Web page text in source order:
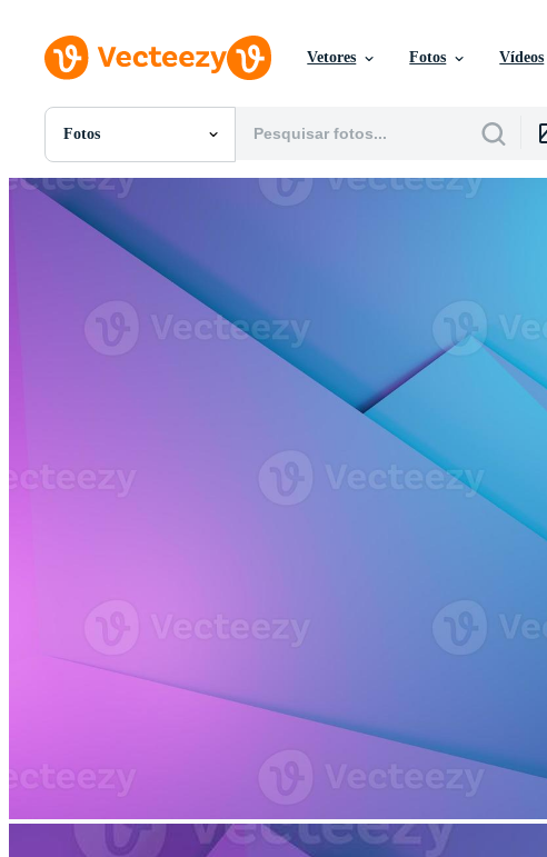
Vetores Fotos Vídeos
Fotos
Todas Imagens
Fotos
PSDs
SVGs
Videos
Motion graphics